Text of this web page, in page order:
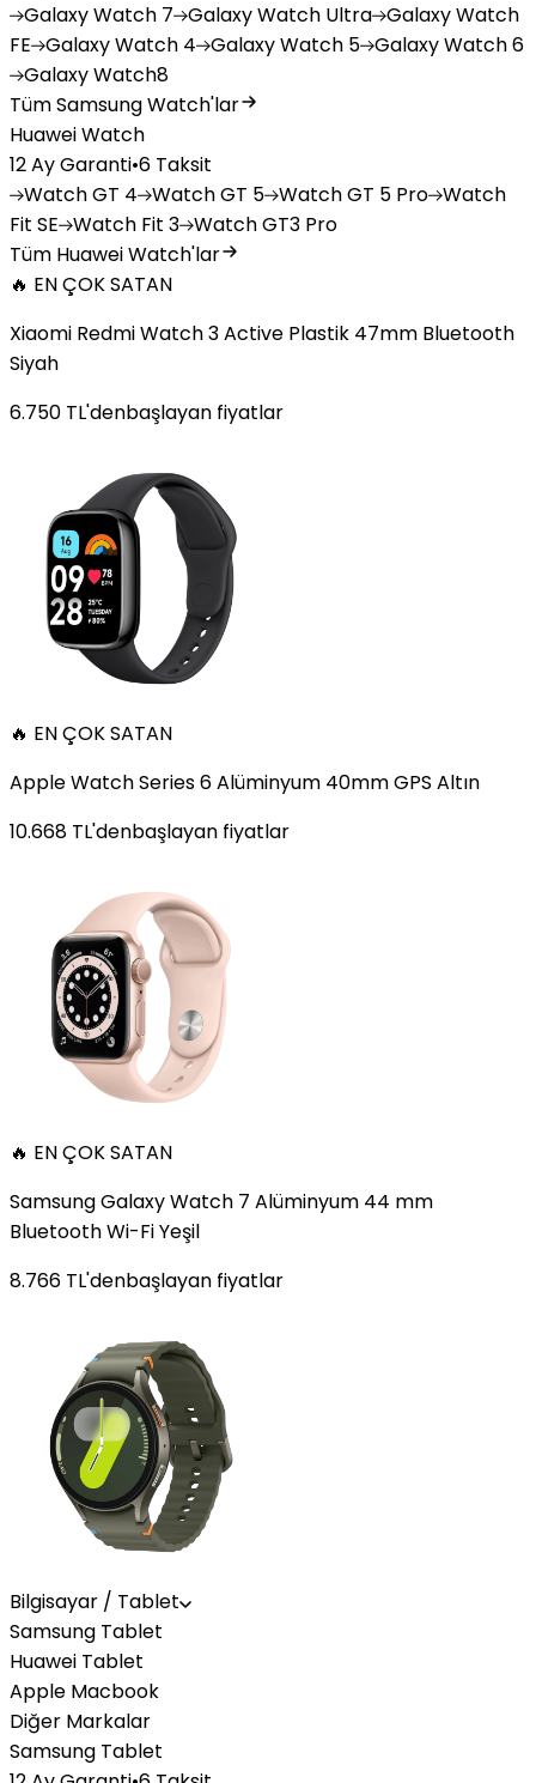
GalaxyWatch 7 GalaxyWatch Ultra GalaxyWatch
FE GalaxyWatch 4 GalaxyWatch 5 GalaxyWatch 6
GalaxyWatch8
Tüm Samsung Watch'lar
Huawei Watch
12 Ay Garanti•6 Taksit
WatchGT 4 WatchGT 5 WatchGT 5 Pro Watch
Fit SE Watch Fit 3 WatchGT3 Pro
Tüm Huawei Watch'lar
🔥 EN ÇOK SATAN
Xiaomi Redmi Watch 3 Active Plastik 47mm Bluetooth
Siyah
6.750 TL'denbaşlayan fiyatlar
🔥 EN ÇOK SATAN
Apple Watch Series 6 Alüminyum 40mm GPS Altın
10.668 TL'denbaşlayan fiyatlar
🔥 EN ÇOK SATAN
Samsung Galaxy Watch 7 Alüminyum 44 mm
Bluetooth Wi-Fi Yeşil
8.766 TL'denbaşlayan fiyatlar
Bilgisayar / Tablet
Samsung Tablet
Huawei Tablet
Apple Macbook
Diğer Markalar
Samsung Tablet